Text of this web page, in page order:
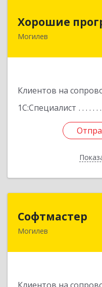
Хорошие
Могилев
Клиентов на
1С:Специалист
Республика
Софтмастер
Могилев212017,